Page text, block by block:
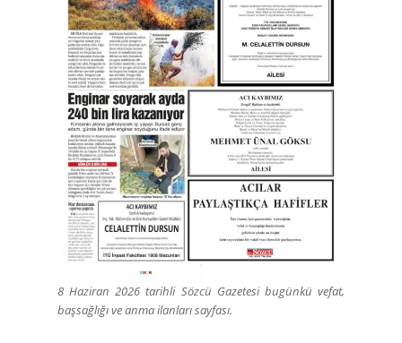
8 Haziran 2026 tarihli Sözcü Gazetesi bugünkü vefat,
başsağlığı ve anma ilanları sayfası.